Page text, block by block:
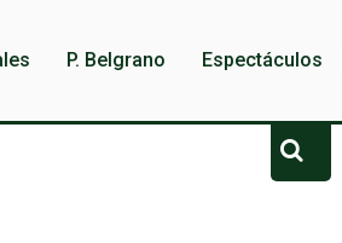
P. Belgrano Espectáculos